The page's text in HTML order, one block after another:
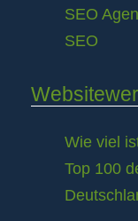
SEO
SEO
Wie viel
Top 100